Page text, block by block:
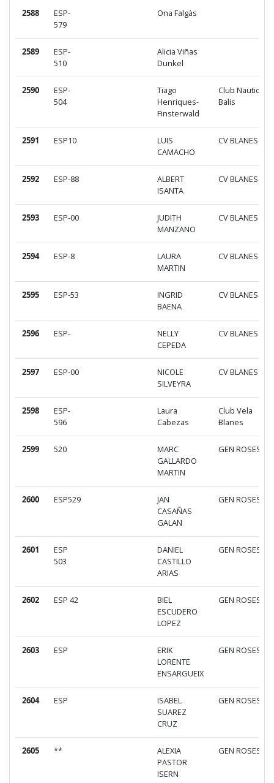
2588
ESP-
579
Ona Falgàs
2589
ESP-
510
Alicia Viñas
Dunkel
2590
ESP-
504
Tiago
Henriques-
Finsterwald
Club Nautic El
Balis
2591 ESP10
LUIS
CAMACHO
CV BLANES
2592 ESP-88
ALBERT
ISANTA
CV BLANES
2593 ESP-00
JUDITH
MANZANO
CV BLANES
2594 ESP-8
LAURA
MARTIN
CV BLANES
2595 ESP-53
INGRID
BAENA
CV BLANES
2596 ESP-
NELLY
CEPEDA
CV BLANES
2597 ESP-00
NICOLE
SILVEYRA
CV BLANES
2598
ESP-
596
Laura
Cabezas
Club Vela
Blanes
2599 520
MARC
GALLARDO
MARTIN
GEN ROSES
2600 ESP529
JAN
CASAÑAS
GALAN
GEN ROSES
2601
ESP
503
DANIEL
CASTILLO
ARIAS
GEN ROSES
2602 ESP 42
BIEL
ESCUDERO
LOPEZ
GEN ROSES
2603 ESP
ERIK
LORENTE
ENSARGUEIX
GEN ROSES
2604 ESP
ISABEL
SUAREZ
CRUZ
GEN ROSES
2605 **
ALEXIA
PASTOR
ISERN
GEN ROSES